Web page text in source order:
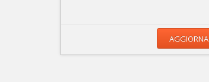
AGGIORNA